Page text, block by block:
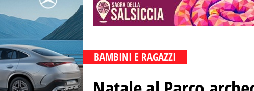
BAMBINI E RAGAZZI